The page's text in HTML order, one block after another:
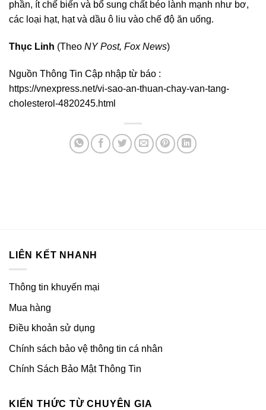
phần, ít chế biến và bổ sung chất béo lành mạnh như bơ,
các loại hạt, hạt và dầu ô liu vào chế độ ăn uống.
Thục Linh (Theo NY Post, Fox News)
Nguồn Thông Tin Cập nhập từ báo :
https://vnexpress.net/vi-sao-an-thuan-chay-van-tang-
cholesterol-4820245.html
LIÊN KẾT NHANH
Thông tin khuyến mại
Mua hàng
Điều khoản sử dụng
Chính sách bảo vệ thông tin cá nhân
Chính Sách Bảo Mật Thông Tin
KIẾN THỨC TỪ CHUYÊN GIA